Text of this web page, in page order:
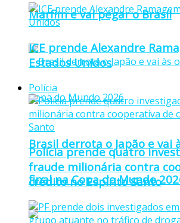
Marfim e vai pegar o Brasil
Brasil derrota o Japão e vai
final na Copa do Mundo
ICE prende Alexandre
Estados Unidos
Polícia
Polícia prende quatro
fraude milionária contra
crédito no Espírito Santo